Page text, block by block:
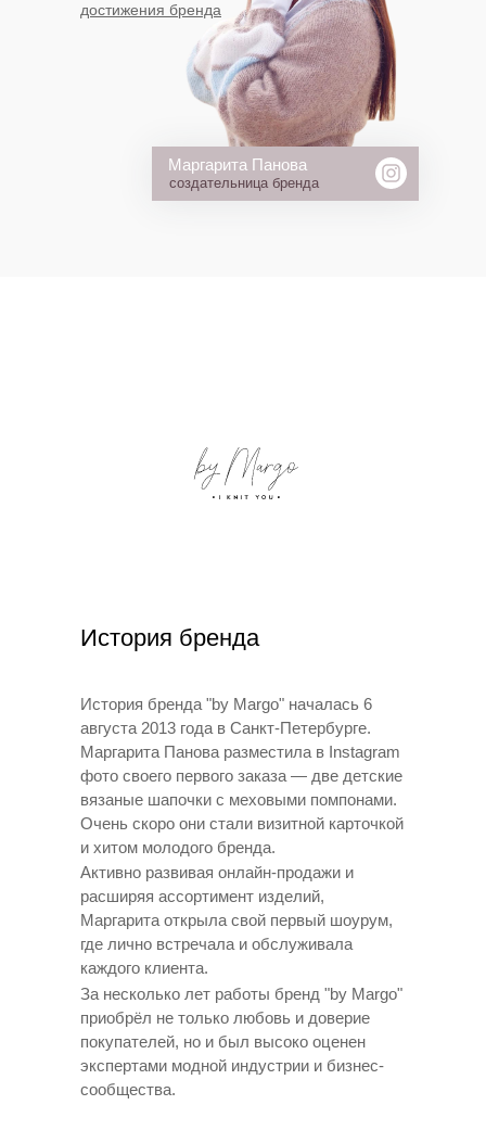
Маргарита Панова
создательница бренда
достижения бренда
История бренда
История бренда "by Margo" началась 6
августа 2013 года в Санкт-Петербурге.
Маргарита Панова разместила в Instagram
фото своего первого заказа — две детские
вязаные шапочки с меховыми помпонами.
Очень скоро они стали визитной карточкой
и хитом молодого бренда.
Активно развивая онлайн-продажи и
расширяя ассортимент изделий,
Маргарита открыла свой первый шоурум,
где лично встречала и обслуживала
каждого клиента.
За несколько лет работы бренд "by Margo"
приобрёл не только любовь и доверие
покупателей, но и был высоко оценен
экспертами модной индустрии и бизнес-
сообщества.